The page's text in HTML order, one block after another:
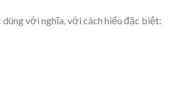
với nghĩa, với cách hiểu đặc biệt: